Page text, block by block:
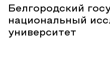
Белгородский
национальный
университет